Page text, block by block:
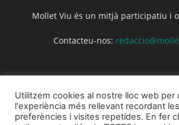
Mollet Viu és un mitjà participatiu i
Contacteu-nos:
Utilitzem cookies al nostre lloc web per
l'experiència més rellevant recordant
preferències i visites repetides. En fer